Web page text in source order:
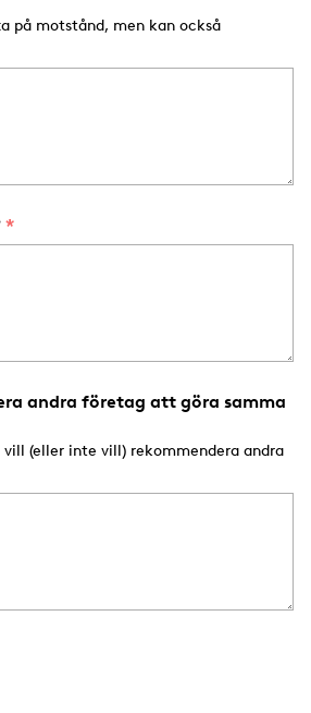
på motstånd, men kan också
andra företag att göra samma
vill (eller inte vill) rekommendera andra